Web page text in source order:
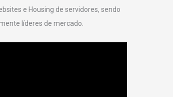
e Housing de servidores, sendo
líderes de mercado.